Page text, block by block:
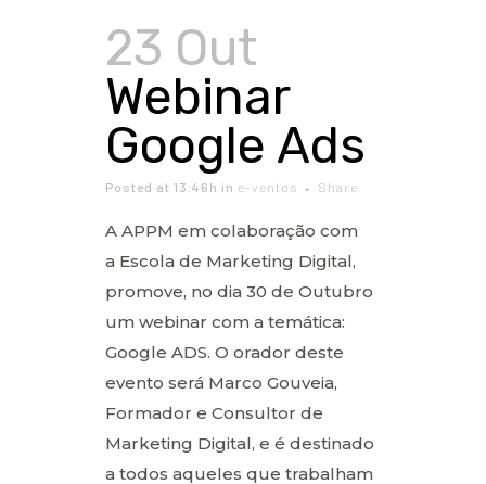
23 Out
Webinar
Google Ads
Posted at 13:46h in e-ventos Share
A APPM em colaboração com
a Escola de Marketing Digital,
promove, no dia 30 de Outubro
um webinar com a temática:
Google ADS. O orador deste
evento será Marco Gouveia,
Formador e Consultor de
Marketing Digital, e é destinado
a todos aqueles que trabalham